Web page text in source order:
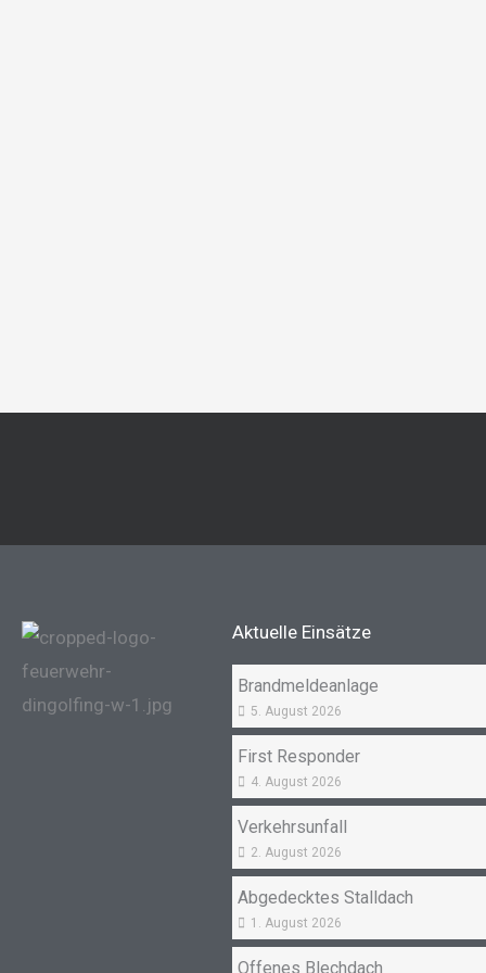
Aktuelle Einsätze
Brandmeldeanlage
5. August 2026
First Responder
4. August 2026
Verkehrsunfall
2. August 2026
Abgedecktes Stalldach
1. August 2026
Offenes Blechdach